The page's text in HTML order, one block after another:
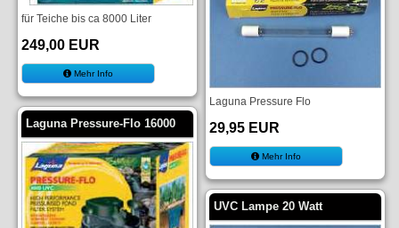
für Teiche bis ca 8000 Liter
249,00 EUR
Mehr Info
Laguna Pressure-Flo 16000
Laguna Pressure Flo
29,95 EUR
Mehr Info
UVC Lampe 20 Watt